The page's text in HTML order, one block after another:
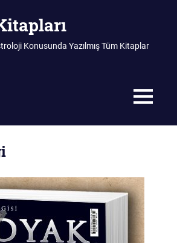
Konusunda Yazılmış Tüm Kitaplar
MENU